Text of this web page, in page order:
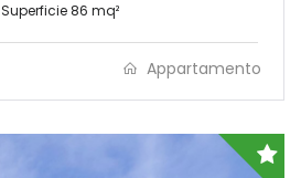
Superficie 86 mq²
Appartamento